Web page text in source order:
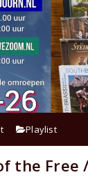
Playlist
the Free